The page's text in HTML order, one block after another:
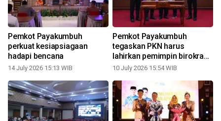
Pemkot Payakumbuh
perkuat kesiapsiagaan
hadapi bencana
14 July 2026 15:13 WIB
Pemkot Payakumbuh
tegaskan PKN harus
lahirkan pemimpin birokrasi
yang berkapasitas
10 July 2026 15:54 WIB